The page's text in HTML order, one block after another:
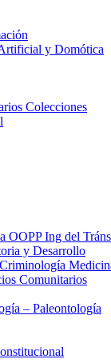
y Domótica
Colecciones
OOPP Ing del
y Desarrollo
Comunitarios
– Paleontología